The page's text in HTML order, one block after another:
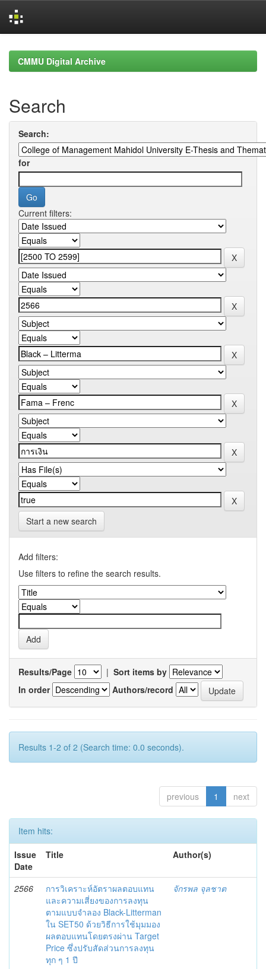
navigationCMMU Digital Archive
Search
Search:
for
Current filters:
Start a new search
Add filters:
Use filters to refine the search results.
Results/Page | Sort items by
In order
Authors/record
Results 1-2 of 2 (Search time: 0.0 seconds).
previous 1 next
Item hits:
Issue
Date
Title Author(s)
2566
การวิเคราะห์อัตราผลตอบแทน
และความเสี่ยงของการลงทุน
ตามแบบจำลอง Black-Litterman
ใน SET50 ด้วยวิธีการใช้มุมมอง
ผลตอบแทนโดยตรงผ่าน Target
Price ซึ่งปรับสัดส่วนการลงทุน
ทุก ๆ 1 ปี
จักรพล จุลชาต